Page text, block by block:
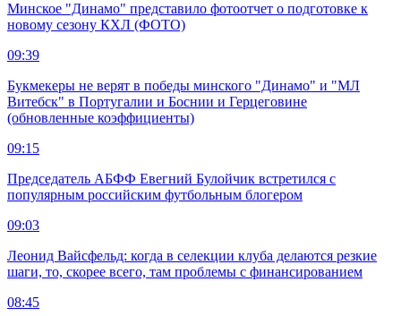
Минское "Динамо" представило фотоотчет о подготовке к
новому сезону КХЛ (ФОТО)
09:39
Букмекеры не верят в победы минского "Динамо" и "МЛ
Витебск" в Португалии и Боснии и Герцеговине
(обновленные коэффициенты)
09:15
Председатель АБФФ Евегний Булойчик встретился с
популярным российским футбольным блогером
09:03
Леонид Вайсфельд: когда в селекции клуба делаются резкие
шаги, то, скорее всего, там проблемы с финансированием
08:45